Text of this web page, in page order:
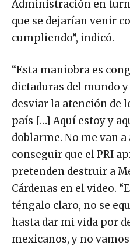
Administración en
que se dejarían venir
cumpliendo”, indicó.
“Esta maniobra es
dictaduras del mundo
desviar la atención de
país […] Aquí estoy y
doblarme. No me van
conseguir que el PRI
pretenden destruir a
Cárdenas en el video.
téngalo claro, no se
hasta dar mi vida por
mexicanos, y no